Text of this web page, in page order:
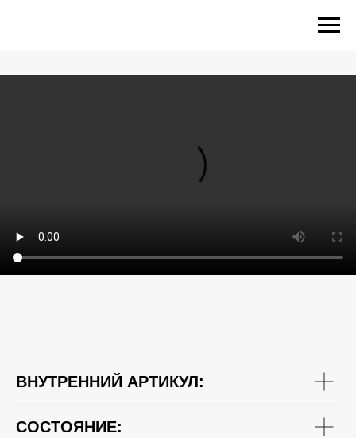
ВНУТРЕННИЙ АРТИКУЛ:
СОСТОЯНИЕ: